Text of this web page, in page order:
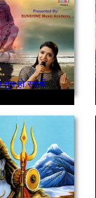
हो स्वामी